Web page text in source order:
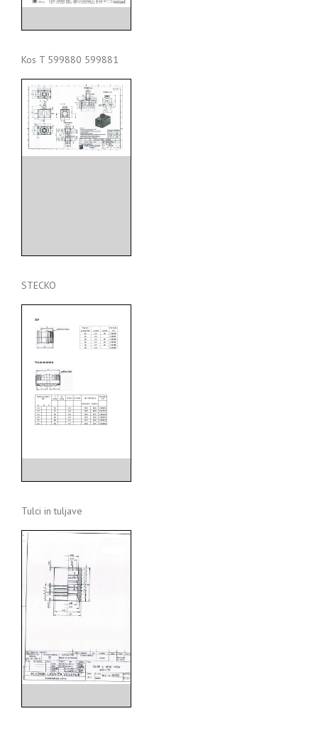
Kos T 599880 599881
STECKO
Tulci in tuljave